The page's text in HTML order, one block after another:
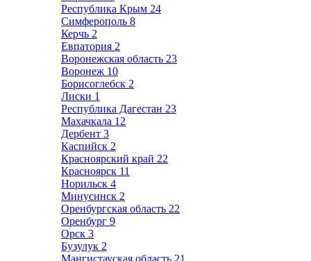
Республика Крым 24
Симферополь 8
Керчь 2
Евпатория 2
Воронежская область 23
Воронеж 10
Борисоглебск 2
Лиски 1
Республика Дагестан 23
Махачкала 12
Дербент 3
Каспийск 2
Красноярский край 22
Красноярск 11
Норильск 4
Минусинск 2
Оренбургская область 22
Оренбург 9
Орск 3
Бузулук 2
Мангистауская область 21